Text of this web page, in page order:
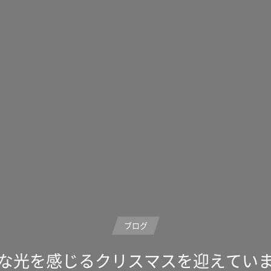
ブログ
光を感じるクリスマスを迎えてい